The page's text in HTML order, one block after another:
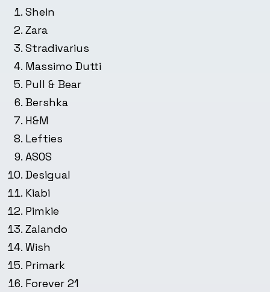
Shein
Zara
Stradivarius
Massimo Dutti
Pull & Bear
Bershka
H&M
Lefties
ASOS
Desigual
Kiabi
Pimkie
Zalando
Wish
Primark
Forever 21